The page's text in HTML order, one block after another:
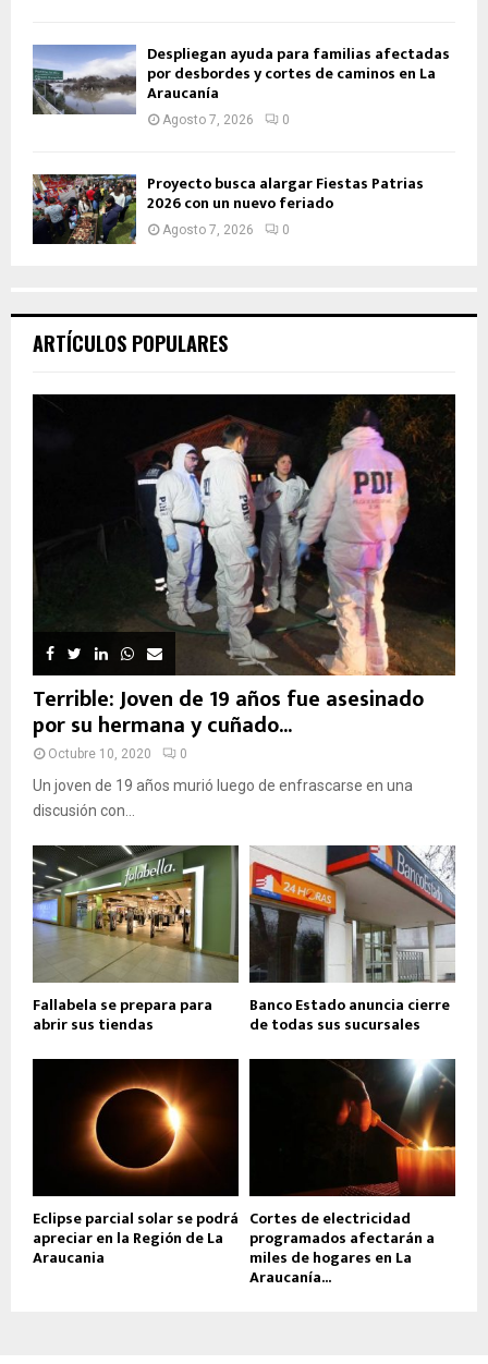
Despliegan ayuda para familias afectadas
por desbordes y cortes de caminos en La
Araucanía
Agosto 7, 2026 0
Proyecto busca alargar Fiestas Patrias
2026 con un nuevo feriado
Agosto 7, 2026 0
ARTÍCULOS POPULARES
Terrible: Joven de 19 años fue asesinado
por su hermana y cuñado...
Octubre 10, 2020 0
Un joven de 19 años murió luego de enfrascarse en una
discusión con...
Fallabela se prepara para
abrir sus tiendas
Banco Estado anuncia cierre
de todas sus sucursales
Eclipse parcial solar se podrá
apreciar en la Región de La
Araucania
Cortes de electricidad
programados afectarán a
miles de hogares en La
Araucanía...